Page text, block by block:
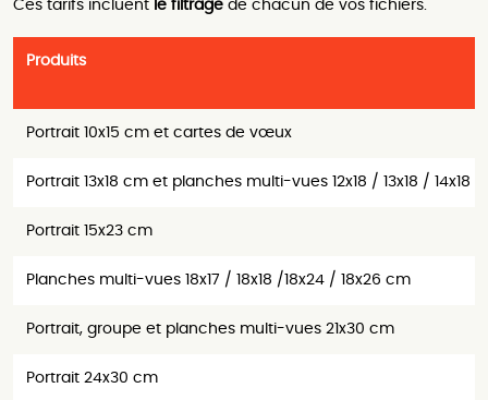
Ces tarifs incluent le filtrage de chacun de vos fichiers.
Produits
Portrait 10x15 cm et cartes de vœux
Portrait 13x18 cm et planches multi-vues 12x18 / 13x18 / 14x18
Portrait 15x23 cm
Planches multi-vues 18x17 / 18x18 /18x24 / 18x26 cm
Portrait, groupe et planches multi-vues 21x30 cm
Portrait 24x30 cm